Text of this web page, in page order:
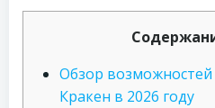
Обзор
Кракен в 2026 году